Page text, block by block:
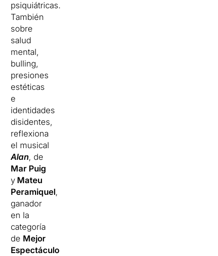
psiquiátricas.
También
sobre
salud
mental,
bulling,
presiones
estéticas
e
identidades
disidentes,
reflexiona
el musical
Alan, de
Mar Puig
y Mateu
Peramiquel,
ganador
en la
categoría
de Mejor
Espectáculo